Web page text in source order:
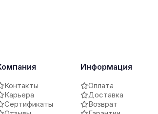
Контакты
Карьера
Сертификаты
Информация
Оплата
Доставка
Возврат